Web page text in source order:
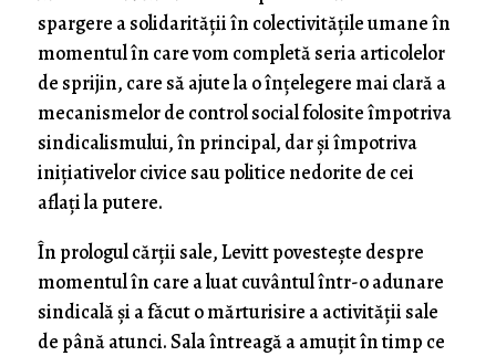
spargere a solidarităţii în colectivităţile umane în
momentul în care vom completă seria articolelor
de sprijin, care să ajute la o înţelegere mai clară a
mecanismelor de control social folosite împotriva
sindicalismului, în principal, dar şi împotriva
iniţiativelor civice sau politice nedorite de cei
aflaţi la putere.
În prologul cărţii sale, Levitt povesteşte despre
momentul în care a luat cuvântul într-o adunare
sindicală şi a făcut o mărturisire a activităţii sale
de până atunci. Sala întreagă a amuţit în timp ce